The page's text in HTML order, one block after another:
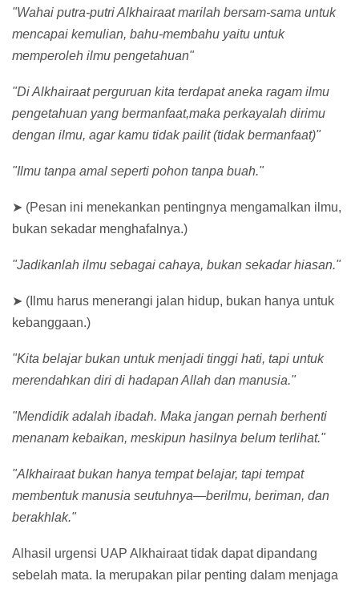
"Wahai putra-putri Alkhairaat marilah bersam-sama untuk
mencapai kemulian, bahu-membahu yaitu untuk
memperoleh ilmu pengetahuan"
"Di Alkhairaat perguruan kita terdapat aneka ragam ilmu
pengetahuan yang bermanfaat,maka perkayalah dirimu
dengan ilmu, agar kamu tidak pailit (tidak bermanfaat)"
"Ilmu tanpa amal seperti pohon tanpa buah."
➤ (Pesan ini menekankan pentingnya mengamalkan ilmu,
bukan sekadar menghafalnya.)
"Jadikanlah ilmu sebagai cahaya, bukan sekadar hiasan."
➤ (Ilmu harus menerangi jalan hidup, bukan hanya untuk
kebanggaan.)
"Kita belajar bukan untuk menjadi tinggi hati, tapi untuk
merendahkan diri di hadapan Allah dan manusia."
"Mendidik adalah ibadah. Maka jangan pernah berhenti
menanam kebaikan, meskipun hasilnya belum terlihat."
"Alkhairaat bukan hanya tempat belajar, tapi tempat
membentuk manusia seutuhnya—berilmu, beriman, dan
berakhlak."
Alhasil urgensi UAP Alkhairaat tidak dapat dipandang
sebelah mata. Ia merupakan pilar penting dalam menjaga